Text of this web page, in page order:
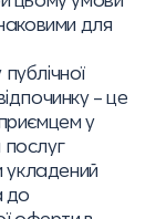
для
– це
у
послуг
укладений
до